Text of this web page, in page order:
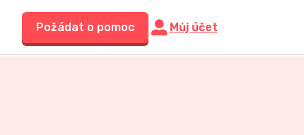
Požádat o pomoc Můj účet